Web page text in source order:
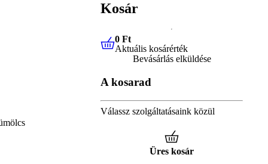
Kosár
0 FtAktuális kosárérték
0 Ft
Aktuális kosárérték
Bevásárlás elküldése
A kosarad
Válassz szolgáltatásaink közül
Üres kosár